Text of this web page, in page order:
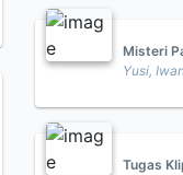
Misteri
Yusi,
Tugas